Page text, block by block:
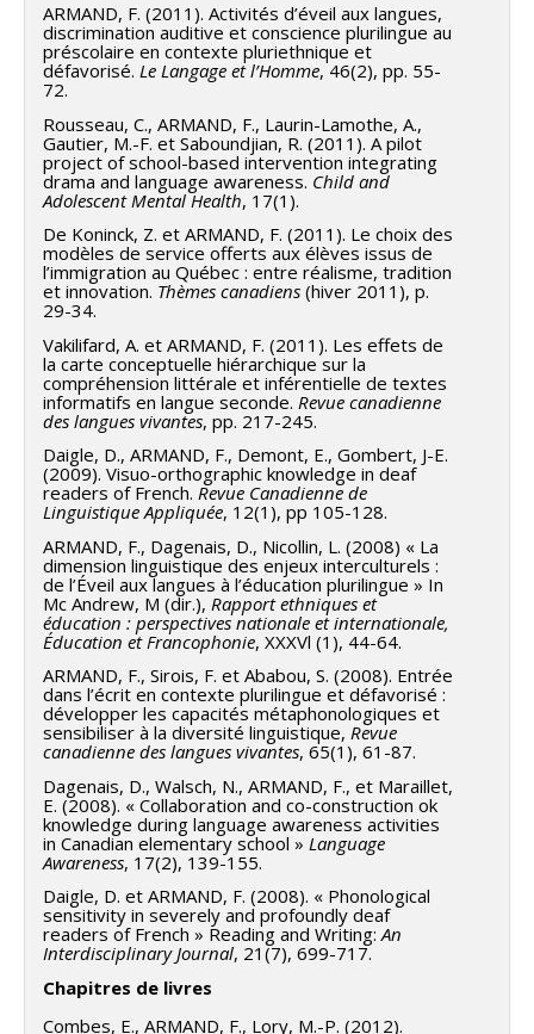
ARMAND, F. (2011). Activités d’éveil aux langues,
discrimination auditive et conscience plurilingue au
préscolaire en contexte pluriethnique et
défavorisé. Le Langage et l’Homme, 46(2), pp. 55-
72.
Rousseau, C., ARMAND, F., Laurin-Lamothe, A.,
Gautier, M.-F. et Saboundjian, R. (2011). A pilot
project of school-based intervention integrating
drama and language awareness. Child and
Adolescent Mental Health, 17(1).
De Koninck, Z. et ARMAND, F. (2011). Le choix des
modèles de service offerts aux élèves issus de
l’immigration au Québec : entre réalisme, tradition
et innovation. Thèmes canadiens (hiver 2011), p.
29-34.
Vakilifard, A. et ARMAND, F. (2011). Les effets de
la carte conceptuelle hiérarchique sur la
compréhension littérale et inférentielle de textes
informatifs en langue seconde. Revue canadienne
des langues vivantes, pp. 217-245.
Daigle, D., ARMAND, F., Demont, E., Gombert, J-E.
(2009). Visuo-orthographic knowledge in deaf
readers of French. Revue Canadienne de
Linguistique Appliquée, 12(1), pp 105-128.
ARMAND, F., Dagenais, D., Nicollin, L. (2008) « La
dimension linguistique des enjeux interculturels :
de l’Éveil aux langues à l’éducation plurilingue » In
Mc Andrew, M (dir.), Rapport ethniques et
éducation : perspectives nationale et internationale,
Éducation et Francophonie, XXXVl (1), 44-64.
ARMAND, F., Sirois, F. et Ababou, S. (2008). Entrée
dans l’écrit en contexte plurilingue et défavorisé :
développer les capacités métaphonologiques et
sensibiliser à la diversité linguistique, Revue
canadienne des langues vivantes, 65(1), 61-87.
Dagenais, D., Walsch, N., ARMAND, F., et Maraillet,
E. (2008). « Collaboration and co-construction ok
knowledge during language awareness activities
in Canadian elementary school » Language
Awareness, 17(2), 139-155.
Daigle, D. et ARMAND, F. (2008). « Phonological
sensitivity in severely and profoundly deaf
readers of French » Reading and Writing:An
Interdisciplinary Journal, 21(7), 699-717.
Chapitres de livres
Combes, E., ARMAND, F., Lory, M.-P. (2012).